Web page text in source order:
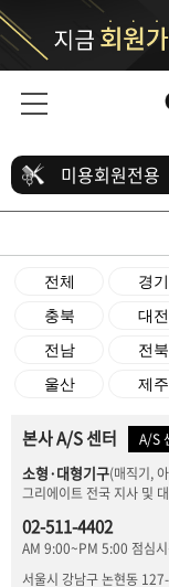
미용회원전용
전체 경기
충북
대전
전남
전북
울산
제주
본사 A/S 센터 A/S
소형·대형기구(매직기,
그리에이트 전국 지사 및
02-511-4402
AM 9:00~PM 5:00 점심
서울시 강남구 논현동